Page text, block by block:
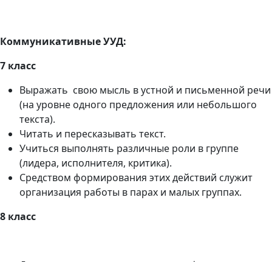
Коммуникативные УУД:
7 класс
Выражать свою мысль в устной и письменной речи
(на уровне одного предложения или небольшого
текста).
Читать и пересказывать текст.
Учиться выполнять различные роли в группе
(лидера, исполнителя, критика).
Средством формирования этих действий служит
организация работы в парах и малых группах.
8 класс